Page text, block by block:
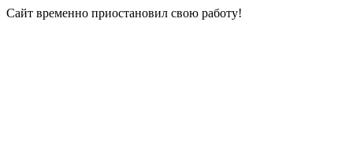
Сайт временно приостановил свою работу!